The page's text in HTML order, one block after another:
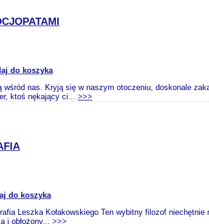
do koszyka
nas. Kryją się w naszym otoczeniu, doskonale
ktoś nękający ci... >>>
do koszyka
Leszka Kołakowskiego Ten wybitny filozof
i obłożony... >>>